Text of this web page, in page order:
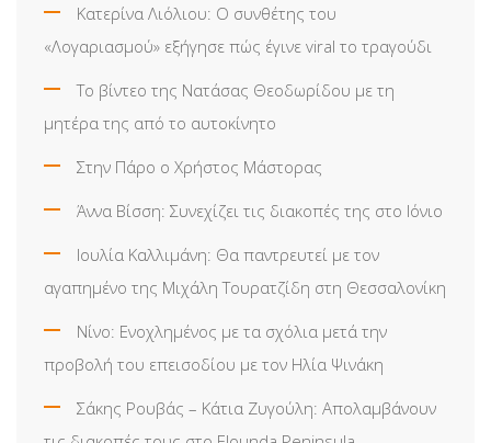
Κατερίνα Λιόλιου: Ο συνθέτης του
«Λογαριασμού» εξήγησε πώς έγινε viral το τραγούδι
Το βίντεο της Νατάσας Θεοδωρίδου με τη
μητέρα της από το αυτοκίνητο
Στην Πάρο ο Χρήστος Μάστορας
Άννα Βίσση: Συνεχίζει τις διακοπές της στο Ιόνιο
Ιουλία Καλλιμάνη: Θα παντρευτεί με τον
αγαπημένο της Μιχάλη Τουρατζίδη στη Θεσσαλονίκη
Νίνο: Ενοχλημένος με τα σχόλια μετά την
προβολή του επεισοδίου με τον Ηλία Ψινάκη
Σάκης Ρουβάς – Κάτια Ζυγούλη: Απολαμβάνουν